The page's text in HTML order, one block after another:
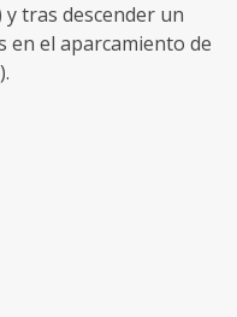
y tras descender un
en el aparcamiento de